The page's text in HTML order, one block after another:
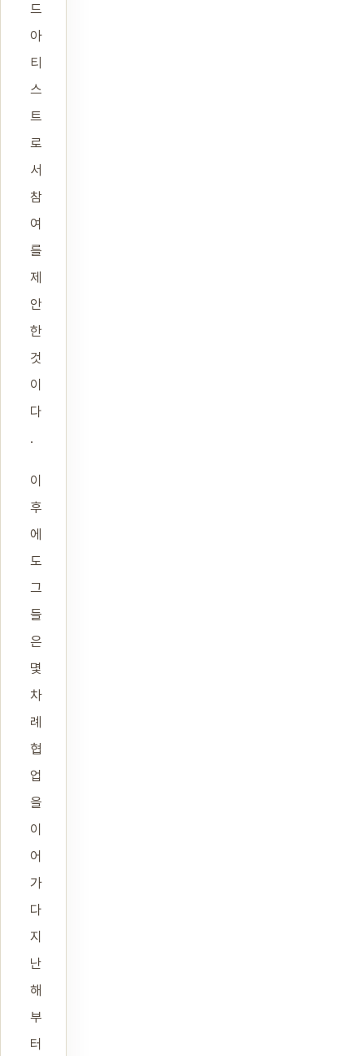
드
아
티
스
트
로
서
참
여
를
제
안
한
것
이
다
.
이
후
에
도
그
들
은
몇
차
례
협
업
을
이
어
가
다
지
난
해
부
터